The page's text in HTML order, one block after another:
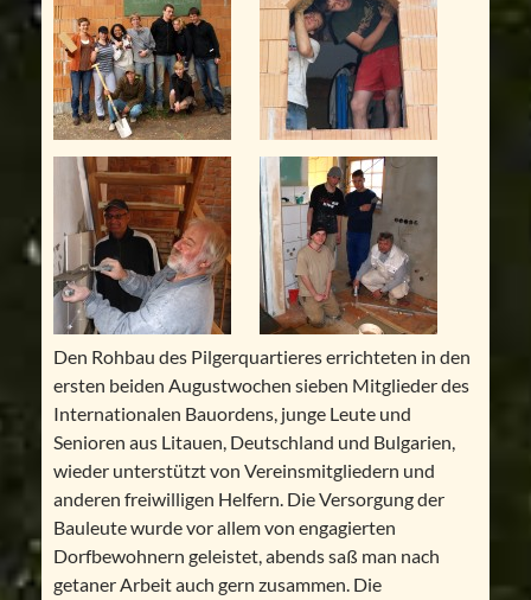
Den Rohbau des Pilgerquartieres errichteten in den
ersten beiden Augustwochen sieben Mitglieder des
Internationalen Bauordens, junge Leute und
Senioren aus Litauen, Deutschland und Bulgarien,
wieder unterstützt von Vereinsmitgliedern und
anderen freiwilligen Helfern. Die Versorgung der
Bauleute wurde vor allem von engagierten
Dorfbewohnern geleistet, abends saß man nach
getaner Arbeit auch gern zusammen. Die